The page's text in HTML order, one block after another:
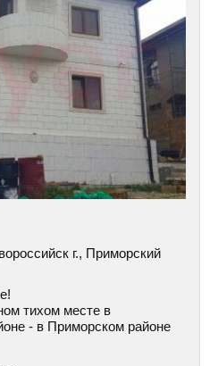
г., Приморский
тихом месте в
- в Приморском районе